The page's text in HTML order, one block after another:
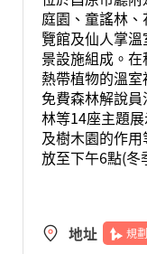
庭園、童謠林
覽館及仙人掌
景設施組成。
熱帶植物的溫
免費森林解說
林等14座主題
及樹木園的作
放至下午6點(冬
地址 規